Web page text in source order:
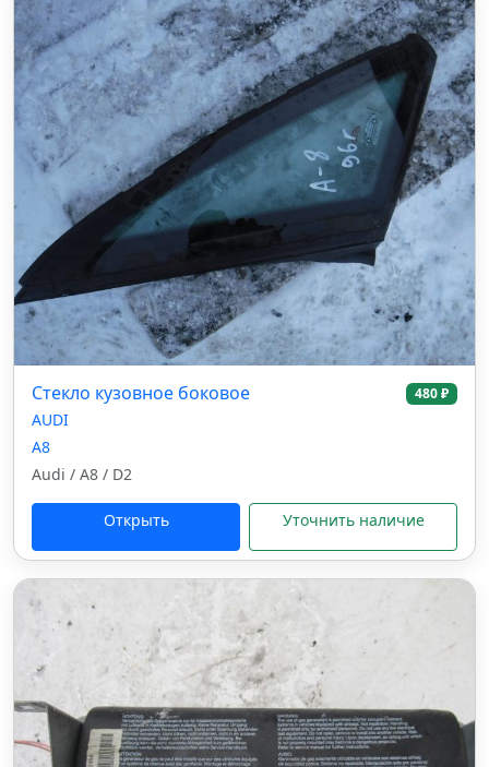
Стекло кузовное боковое 480 ₽
AUDI
A8
Audi / A8 / D2
Открыть Уточнить наличие